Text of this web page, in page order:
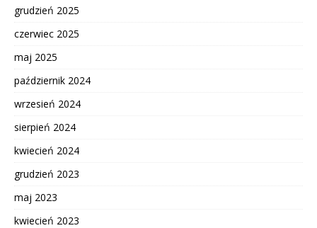
grudzień 2025
czerwiec 2025
maj 2025
październik 2024
wrzesień 2024
sierpień 2024
kwiecień 2024
grudzień 2023
maj 2023
kwiecień 2023